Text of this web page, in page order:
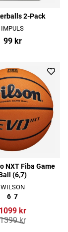
2-Pack
IMPULS
99 kr
NXT Fiba Game
(6,7)
WILSON
6 7
1099 kr
kr